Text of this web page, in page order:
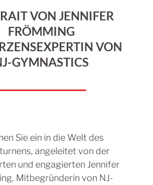
VON JENNIFER
FRÖMMING
VON
GYMNASTICS
Sie ein in die Welt des
angeleitet von der
und engagierten Jennifer
Mitbegründerin von NJ-